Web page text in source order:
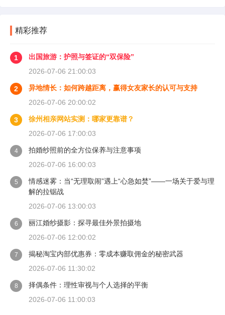
精彩推荐
1
出国旅游：护照与签证的“双保险”
2026-07-06 21:00:03
2
异地情长：如何跨越距离，赢得女友家长的认可与支持
2026-07-06 20:00:02
3
徐州相亲网站实测：哪家更靠谱？
2026-07-06 17:00:03
4
拍婚纱照前的全方位保养与注意事项
2026-07-06 16:00:03
5
情感迷雾：当“无理取闹”遇上“心急如焚”——一场关于爱与理
解的拉锯战
2026-07-06 13:00:03
6
丽江婚纱摄影：探寻最佳外景拍摄地
2026-07-06 12:00:02
7
揭秘淘宝内部优惠券：零成本赚取佣金的秘密武器
2026-07-06 11:30:02
8
择偶条件：理性审视与个人选择的平衡
2026-07-06 11:00:03